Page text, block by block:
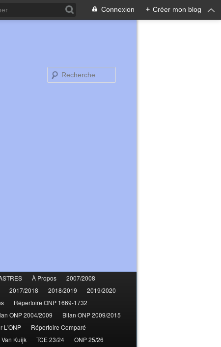
Connexion + Créer mon blog
À Propos
2007/2008
2017/2018 2018/2019
2019/2020
Répertoire ONP 1669-1732
ONP 2004/2009
Bilan ONP 2009/2015
L'ONP
Répertoire Comparé
Kuijk TCE 23/24
ONP 25/26